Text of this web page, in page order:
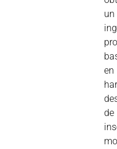
un
en